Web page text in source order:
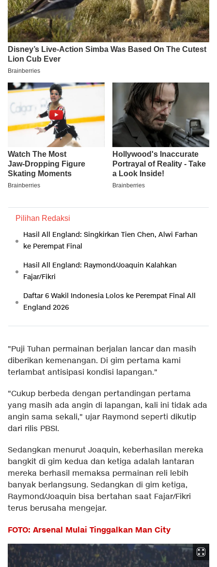
Pilihan Redaksi
Hasil All England: Singkirkan Tien Chen, Alwi Farhan
ke Perempat Final
Hasil All England: Raymond/Joaquin Kalahkan
Fajar/Fikri
Daftar 6 Wakil Indonesia Lolos ke Perempat Final All
England 2026
"Puji Tuhan permainan berjalan lancar dan masih
diberikan kemenangan. Di gim pertama kami
terlambat antisipasi kondisi lapangan."
"Cukup berbeda dengan pertandingan pertama
yang masih ada angin di lapangan, kali ini tidak ada
angin sama sekali," ujar Raymond seperti dikutip
dari rilis PBSI.
Sedangkan menurut Joaquin, keberhasilan mereka
bangkit di gim kedua dan ketiga adalah lantaran
mereka berhasil memaksa permainan reli lebih
banyak berlangsung. Sedangkan di gim ketiga,
Raymond/Joaquin bisa bertahan saat Fajar/Fikri
terus berusaha mengejar.
FOTO: Arsenal Mulai Tinggalkan Man City